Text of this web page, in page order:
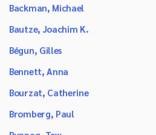
Backman, Michael
Bautze, Joachim K.
Bégun, Gilles
Bennett, Anna
Bourzat, Catherine
Bromberg, Paul